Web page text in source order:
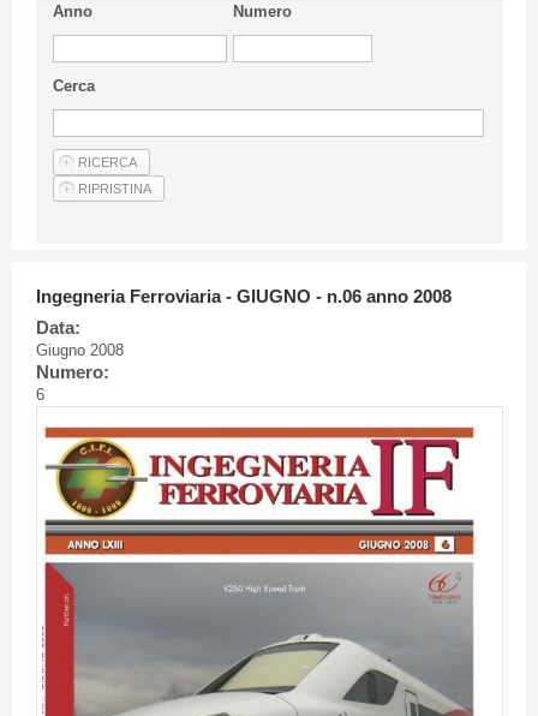
Linee Guida
Privacy Policy
Articoli
Anno Numero
Cerca
Ingegneria Ferroviaria - GIUGNO - n.06 anno 2008
Data:
Giugno 2008
Numero:
6